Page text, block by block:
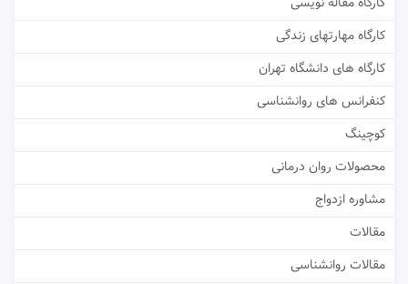
کارگاه مهارتهای زندگی
کارگاه های دانشگاه تهران
کنفرانس های روانشناسی
کوچینگ
محصولات روان درمانی
مشاوره ازدواج
مقالات
مقالات روانشناسی